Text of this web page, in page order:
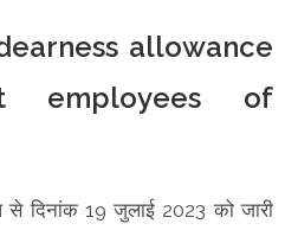
allowance
employees of
से दिनांक 19 जुलाई 2023 को जारी